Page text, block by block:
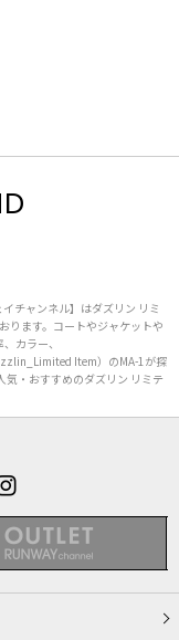
チャンネル】はダズリン リミ
ります。コートやジャケットや
カラー、
Item）のMA-1が探
気・おすすめのダズリン リミテ